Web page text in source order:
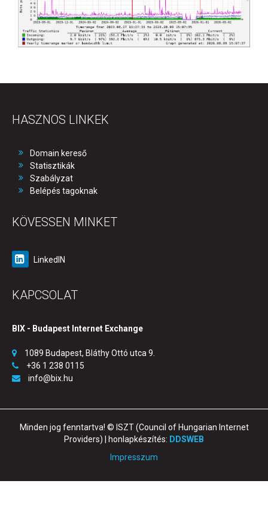
HASZNOS LINKEK
Domain kereső
Statisztikák
Szabályzat
Belépés tagoknak
KÖVESSEN MINKET
LinkedIN
KAPCSOLAT
BIX - Budapest Internet Exchange
1089 Budapest, Bláthy Ottó utca 9.
+36 1 238 0115
info@bix.hu
Minden jog fenntartva! © ISZT (Council of Hungarian Internet
Providers) | honlapkészítés: DDSWEB
Impresszum